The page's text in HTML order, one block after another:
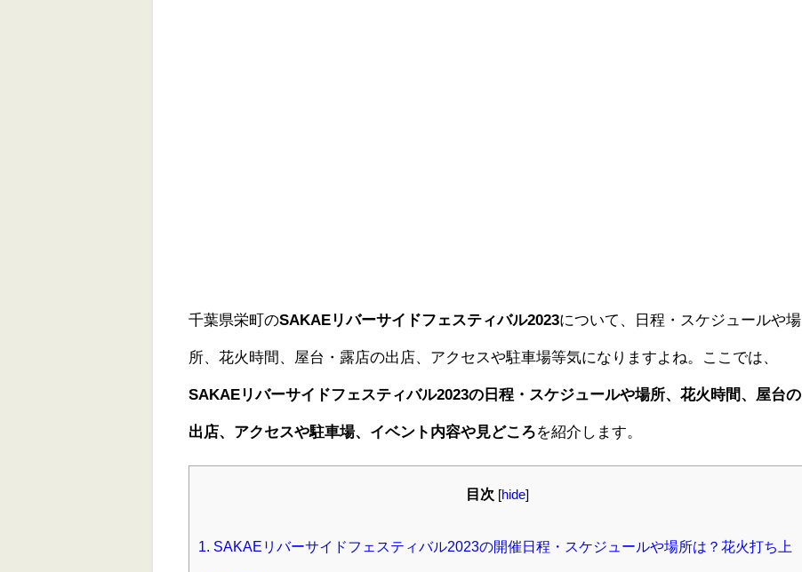
千葉県栄町のSAKAEリバーサイドフェスティバル2023について、日程・スケジュールや場
所、花火時間、屋台・露店の出店、アクセスや駐車場等気になりますよね。ここでは、
SAKAEリバーサイドフェスティバル2023の日程・スケジュールや場所、花火時間、屋台の
出店、アクセスや駐車場、イベント内容や見どころを紹介します。
目次 hide]
1. SAKAEリバーサイドフェスティバル2023の開催日程・スケジュールや場所は？花火打ち上